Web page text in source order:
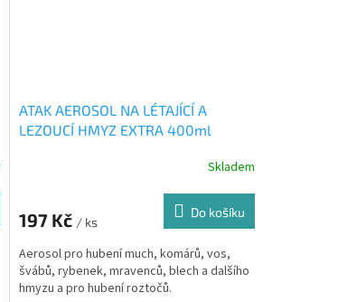
ATAK AEROSOL NA LÉTAJÍCÍ A
LEZOUCÍ HMYZ EXTRA 400ml
Skladem
197 Kč / ks
Do košíku
Aerosol pro hubení much, komárů, vos,
švábů, rybenek, mravenců, blech a dalšího
hmyzu a pro hubení roztočů.